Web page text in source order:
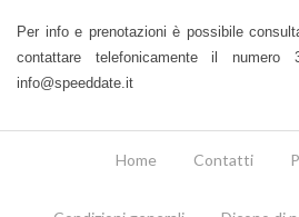
Per info e prenotazioni è possibile
info@speeddate.it
Home Contatti